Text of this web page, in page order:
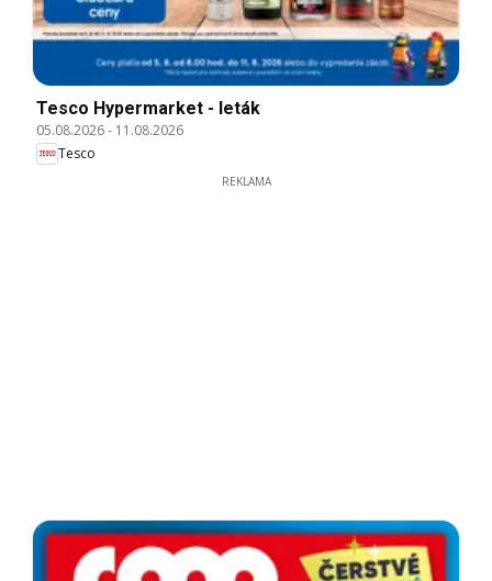
Tesco Hypermarket - leták
05.08.2026- 11.08.2026
Tesco
REKLAMA